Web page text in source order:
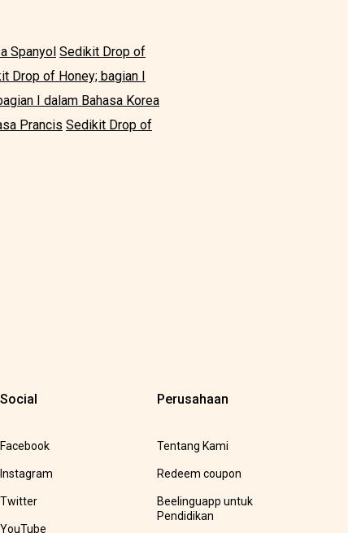
Spanyol Sedikit Drop of
Drop of Honey; bagian I
I dalam Bahasa Korea
Prancis Sedikit Drop of
Social
Facebook
Instagram
Twitter
YouTube
Perusahaan
Tentang Kami
Redeem coupon
Beelinguapp untuk
Pendidikan